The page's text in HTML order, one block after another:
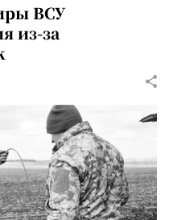
ВСУ
из-за